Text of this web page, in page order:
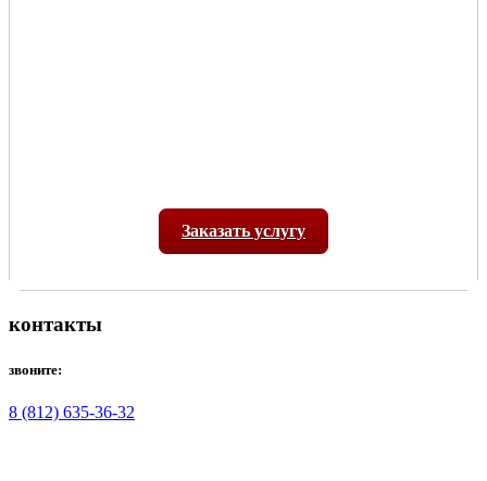
Заказать услугу
контакты
звоните:
8 (812) 635-36-32